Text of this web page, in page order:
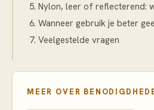
Nylon, leer of reflecterend:
Wanneer gebruik je beter
Veelgestelde vragen
MEER OVER